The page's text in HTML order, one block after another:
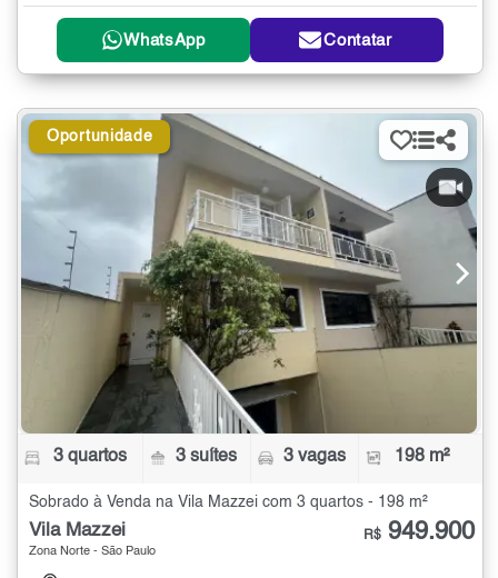
WhatsApp Contatar
Oportunidade
3 quartos 3 suítes 3 vagas 198 m²
Sobrado à Venda na Vila Mazzei com 3 quartos - 198 m²
Vila Mazzei
Zona Norte - São Paulo
R$ 949.900